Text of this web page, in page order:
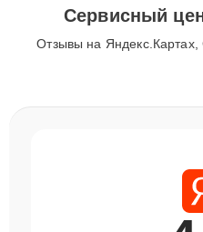
Сервисный
Отзывы на